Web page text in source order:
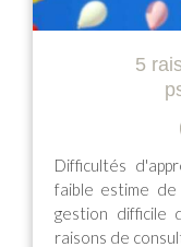
5
Difficultés
faible estime
gestion difficile
raisons de